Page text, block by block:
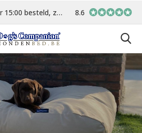
zelfde dag verstuurd Gratis verzending
8.6